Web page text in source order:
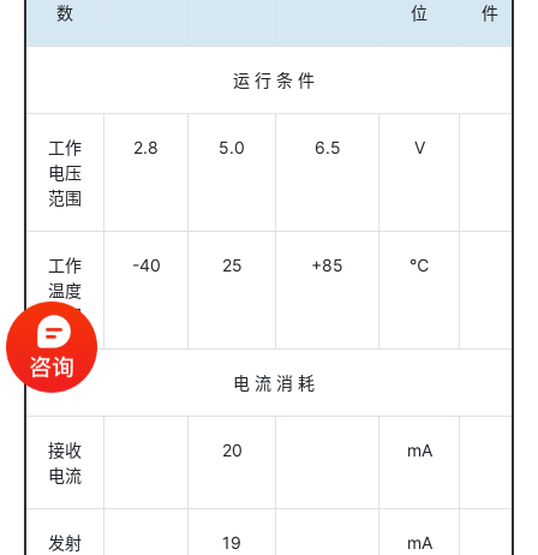
数 位 件
运 行 条 件
工作
电压
范围
2.8 5.0 6.5 V
工作
温度
范围
-40 25 +85 ℃
电 流 消 耗
接收
电流
20 mA
发射
19 mA